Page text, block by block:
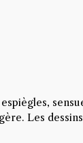
Les